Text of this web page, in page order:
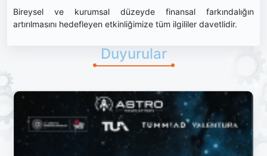
Bireysel ve kurumsal düzeyde finansal farkındalığın
artırılmasını hedefleyen etkinliğimize tüm ilgililer davetlidir.
Duyurular